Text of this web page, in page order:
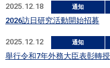
2025.12.18 通知
2026訪日研究活動開始招募
2025.12.12 通知
舉行令和7年外務大臣表彰轉